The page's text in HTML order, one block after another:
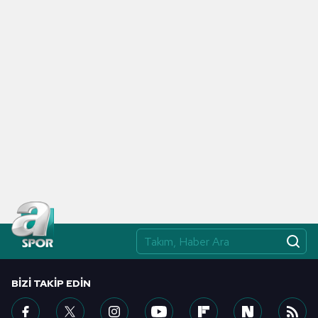
BIZI TAKIP EDIN